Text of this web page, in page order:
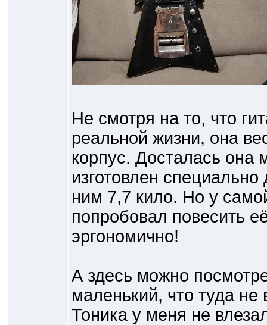
Не смотря на то, что
реальной жизни, она
корпус. Досталась она
изготовлен
ним 7,7 кило. Но у
попробовал повесить
эргономично!
А здесь можно
маленький, что туда не
Тоника у меня не